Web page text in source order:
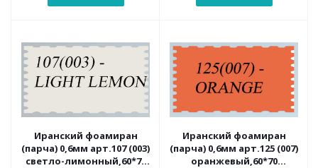
Иранский фоамиран
(парча) 0,6мм арт.107 (003)
светло-лимонный,60*70
Иранский фоамиран
(парча) 0,6мм арт.125 (007)
оранжевый,60*70